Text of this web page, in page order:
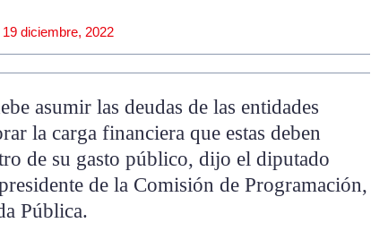
19 diciembre, 2022
asumir las deudas de las entidades
la carga financiera que estas deben
de su gasto público, dijo el diputado
de la Comisión de Programación,
Pública.